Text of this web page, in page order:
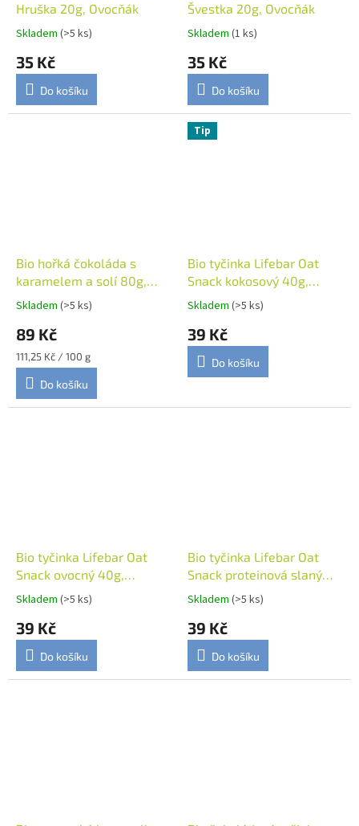
Hruška 20g, Ovocňák
Skladem (>5 ks)
35 Kč
Do košíku
Švestka 20g, Ovocňák
Skladem (1 ks)
35 Kč
Do košíku
Bio hořká čokoláda s
karamelem a solí 80g,
Vivani
Skladem (>5 ks)
89 Kč
Měrná
cena:
111,25 Kč / 100 g
Do košíku
Tip
Bio tyčinka Lifebar Oat
Snack kokosový 40g,
Lifefood
Skladem (>5 ks)
39 Kč
Do košíku
Bio tyčinka Lifebar Oat
Snack ovocný 40g,
Lifefood
Skladem (>5 ks)
39 Kč
Do košíku
Bio tyčinka Lifebar Oat
Snack proteinová slaný
karamel 40g, Lifefood
Skladem (>5 ks)
39 Kč
Do košíku